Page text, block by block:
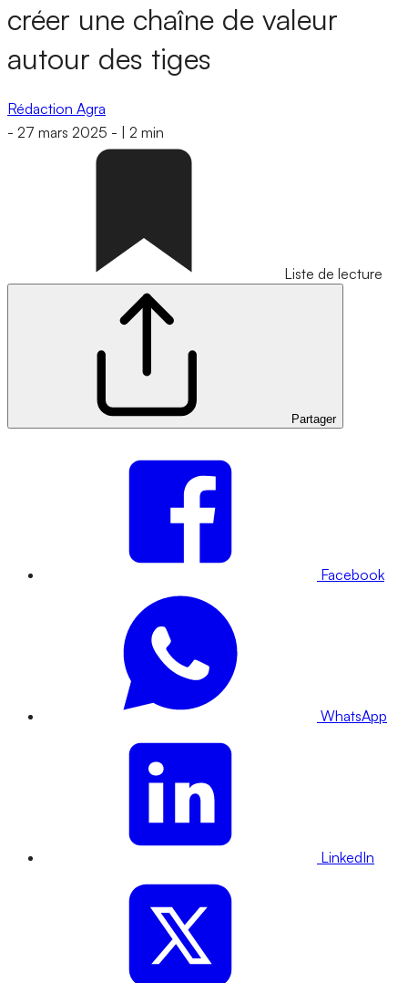
créer une chaîne de valeur
autour des tiges
Rédaction Agra
- 27 mars 2025 - 2 min
Liste de lecture
Partager
Facebook
WhatsApp
LinkedIn